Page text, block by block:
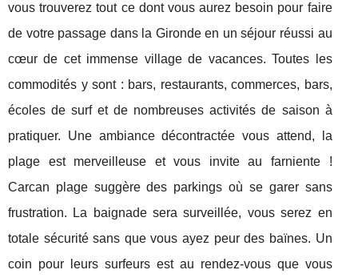
vous trouverez tout ce dont vous aurez besoin pour faire
de votre passage dans la Gironde en un séjour réussi au
cœur de cet immense village de vacances. Toutes les
commodités y sont : bars, restaurants, commerces, bars,
écoles de surf et de nombreuses activités de saison à
pratiquer. Une ambiance décontractée vous attend, la
plage est merveilleuse et vous invite au farniente !
Carcan plage suggère des parkings où se garer sans
frustration. La baignade sera surveillée, vous serez en
totale sécurité sans que vous ayez peur des baïnes. Un
coin pour leurs surfeurs est au rendez-vous que vous